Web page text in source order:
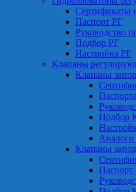
Сертификаты
Паспорт РГ
Руководство
Подбор РГ
Настройка РГ
Клапаны
Клапаны
Подбор
Клапаны